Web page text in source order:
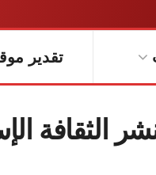
تقدير
الثقافة